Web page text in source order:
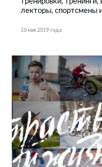
лекторы, спортсмены
16 мая 2019 года